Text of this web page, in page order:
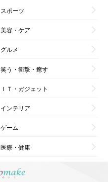
スポーツ
美容・ケア
グルメ
笑う・衝撃・癒す
ＩＴ・ガジェット
インテリア
ゲーム
医療・健康